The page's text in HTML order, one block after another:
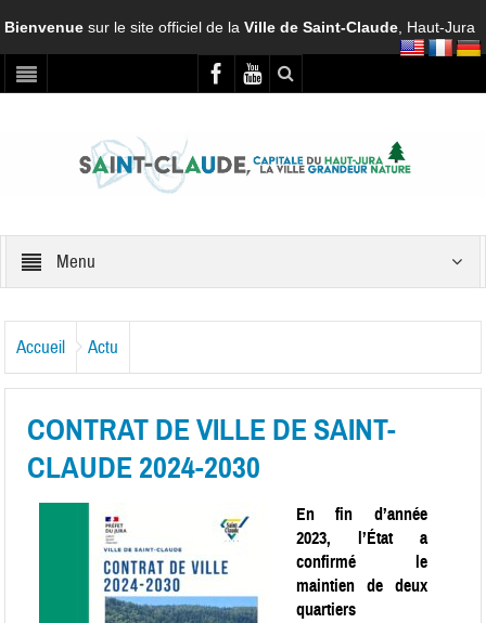
Bienvenuesur le site officiel de laVille de Saint-Claude , Haut-Jura
Menu
Accueil Actu
CONTRAT DE VILLE DE SAINT-
CLAUDE 2024-2030
En fin d’année
2023, l’État a
confirmé le
maintien de deux
quartiers